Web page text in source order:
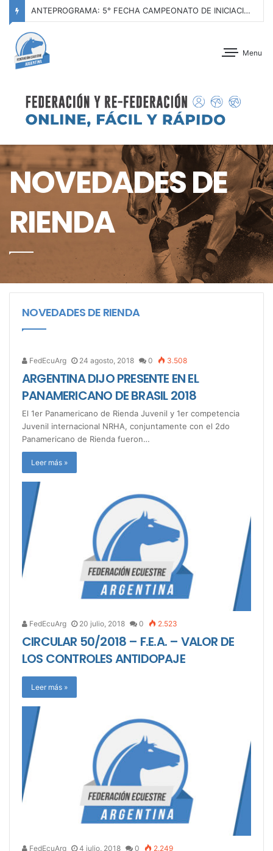
ANTEPROGRAMA: CONCURSO DE ADIESTRAMIENTO – JOCKEY CLUB CÓRDOBA – 29 Y 30 DE AGOSTO DE 2026
Menu
NOVEDADES DE
RIENDA
NOVEDADES DE RIENDA
FedEcuArg 24 agosto, 2018 0 3.508
ARGENTINA DIJO PRESENTE EN EL
PANAMERICANO DE BRASIL 2018
El 1er Panamericano de Rienda Juvenil y 1er competencia
Juvenil internacional NRHA, conjuntamente con el 2do
Panamericano de Rienda fueron…
Leer más »
FedEcuArg 20 julio, 2018 0 2.523
CIRCULAR 50/2018 – F.E.A. – VALOR DE
LOS CONTROLES ANTIDOPAJE
Leer más »
FedEcuArg 4 julio, 2018 0 2.249